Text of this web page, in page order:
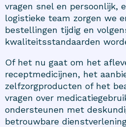
vragen snel en persoonlijk,
logistieke team zorgen we
bestellingen tijdig en
kwaliteitsstandaarden
Of het nu gaat om het
receptmedicijnen, het
zelfzorgproducten of het
vragen over
ondersteunen met
betrouwbare